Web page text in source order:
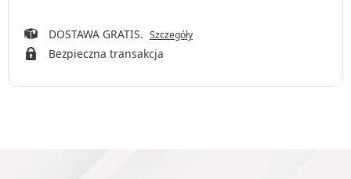
DOSTAWA GRATIS. Szczegóły
Bezpieczna transakcja